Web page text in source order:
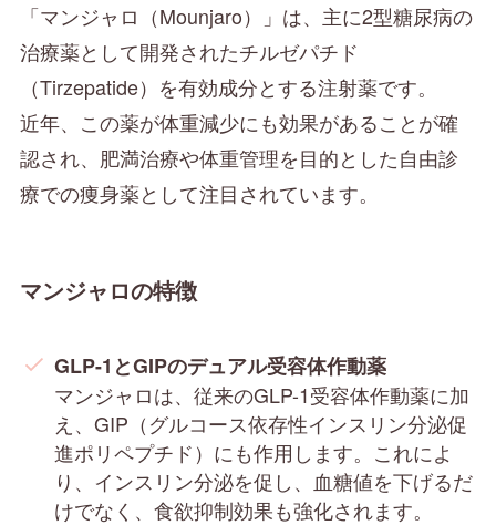
「マンジャロ（Mounjaro）」は、主に2型糖尿病の
治療薬として開発されたチルゼパチド
（Tirzepatide）を有効成分とする注射薬です。
近年、この薬が体重減少にも効果があることが確
認され、肥満治療や体重管理を目的とした自由診
療での痩身薬として注目されています。
マンジャロの特徴
GLP-1とGIPのデュアル受容体作動薬
マンジャロは、従来のGLP-1受容体作動薬に加
え、GIP（グルコース依存性インスリン分泌促
進ポリペプチド）にも作用します。これによ
り、インスリン分泌を促し、血糖値を下げるだ
けでなく、食欲抑制効果も強化されます。